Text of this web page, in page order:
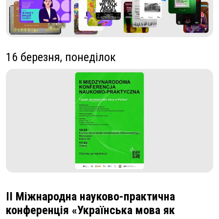
16 березня, понеділок
ІІ Міжнародна науково-практична
конференція «Українська мова як